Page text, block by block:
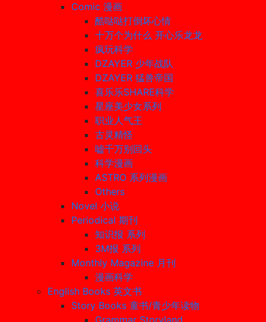
Comic 漫画
酷哒哒打倒坏心情
十万个为什么 开心乐龙龙
疯玩科学
DZAYER 少年战队
DZAYER 猛兽帝国
喜乐乐SHARE科学
星座美少女系列
职业人气王
古灵精怪
嘘千万别回头
科学漫画
ASTRO 系列漫画
Others
Novel 小说
Periodical 期刊
知识报 系列
3M报 系列
Monthly Magazine 月刊
漫画科学
English Books 英文书
Story Books 童书/青少年读物
Grammar Storyland